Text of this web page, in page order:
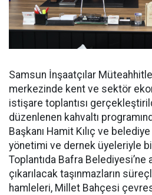
Samsun İnşaatçılar
merkezinde kent ve sektör
istişare toplantısı
düzenlenen kahvaltı
Başkanı Hamit Kılıç ve
yönetimi ve dernek üyeleriyle
Toplantıda Bafra Belediyesi’ne
çıkarılacak taşınmazların
hamleleri, Millet Bahçesi